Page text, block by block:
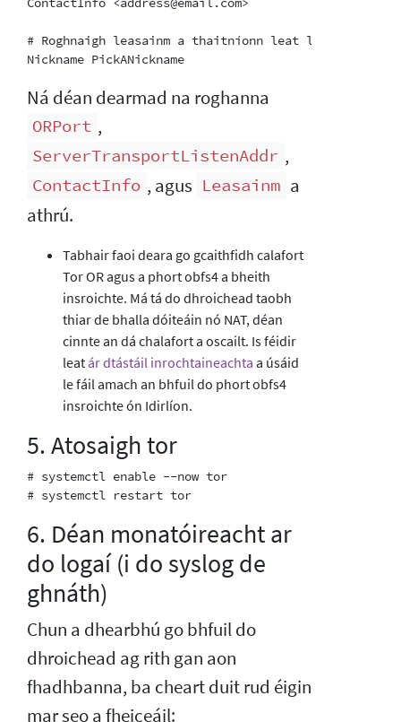
# Roghnaigh leasainm a thaitníonn leat le do
Ná déan dearmad na roghanna
ORPort ,
ServerTransportListenAddr ,
ContactInfo , agus Leasainm a
athrú.
Tabhair faoi deara go gcaithfidh calafort
Tor OR agus a phort obfs4 a bheith
insroichte. Má tá do dhroichead taobh
thiar de bhalla dóiteáin nó NAT, déan
cinnte an dá chalafort a oscailt. Is féidir
leat ár dtástáil inrochtaineachta a úsáid
le fáil amach an bhfuil do phort obfs4
insroichte ón Idirlíon.
5. Atosaigh tor
# systemctl enable --now tor
6. Déan monatóireacht ar
do logaí (i do syslog de
ghnáth)
Chun a dhearbhú go bhfuil do
dhroichead ag rith gan aon
fhadhbanna, ba cheart duit rud éigin
mar seo a fheiceáil: